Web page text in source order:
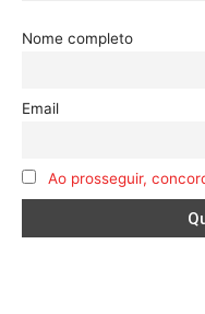
Nome completo
Email
Ao prosseguir,